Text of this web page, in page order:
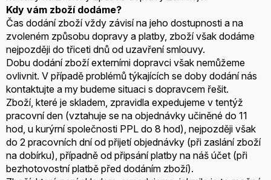
Kdy vám zboží dodáme?
Čas dodání zboží vždy závisí na jeho dostupnosti a na
zvoleném způsobu dopravy a platby, zboží však dodáme
nejpozději do třiceti dnů od uzavření smlouvy.
Dobu dodání zboží externími dopravci však nemůžeme
ovlivnit. V případě problémů týkajících se doby dodání nás
kontaktujte a my budeme situaci s dopravcem řešit.
Zboží, které je skladem, zpravidla expedujeme v tentýž
pracovní den (vztahuje se na objednávky učiněné do 11
hod, u kurýrní společnosti PPL do 8 hod), nejpozději však
do 2 pracovních dní od přijetí objednávky (při zaslání zboží
na dobírku), případně od připsání platby na náš účet (při
bezhotovostní platbě před dodáním zboží).